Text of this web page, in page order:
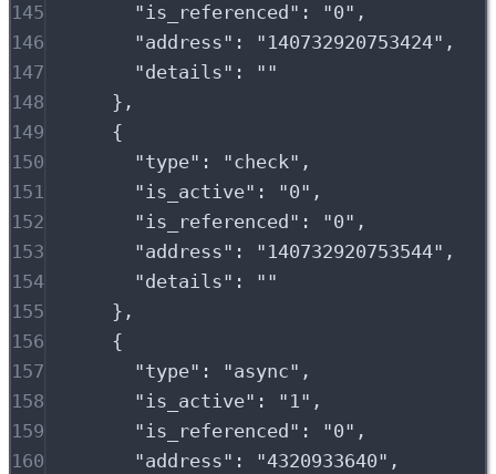
145
"is_referenced " : "0" ,
146
"address" : " 140732920753424" ,
147
"details" :
""
148
},
149
{
150
"type" : "check" ,
151
"is_active" : "0" ,
152
"is_referenced " : "0" ,
153
"address" : " 140732920753544" ,
154
"details" :
""
155
},
156
{
157
"type" : "async" ,
158
"is_active" : " 1" ,
159
"is_referenced " : "0" ,
160
"address" : "4320933640" ,